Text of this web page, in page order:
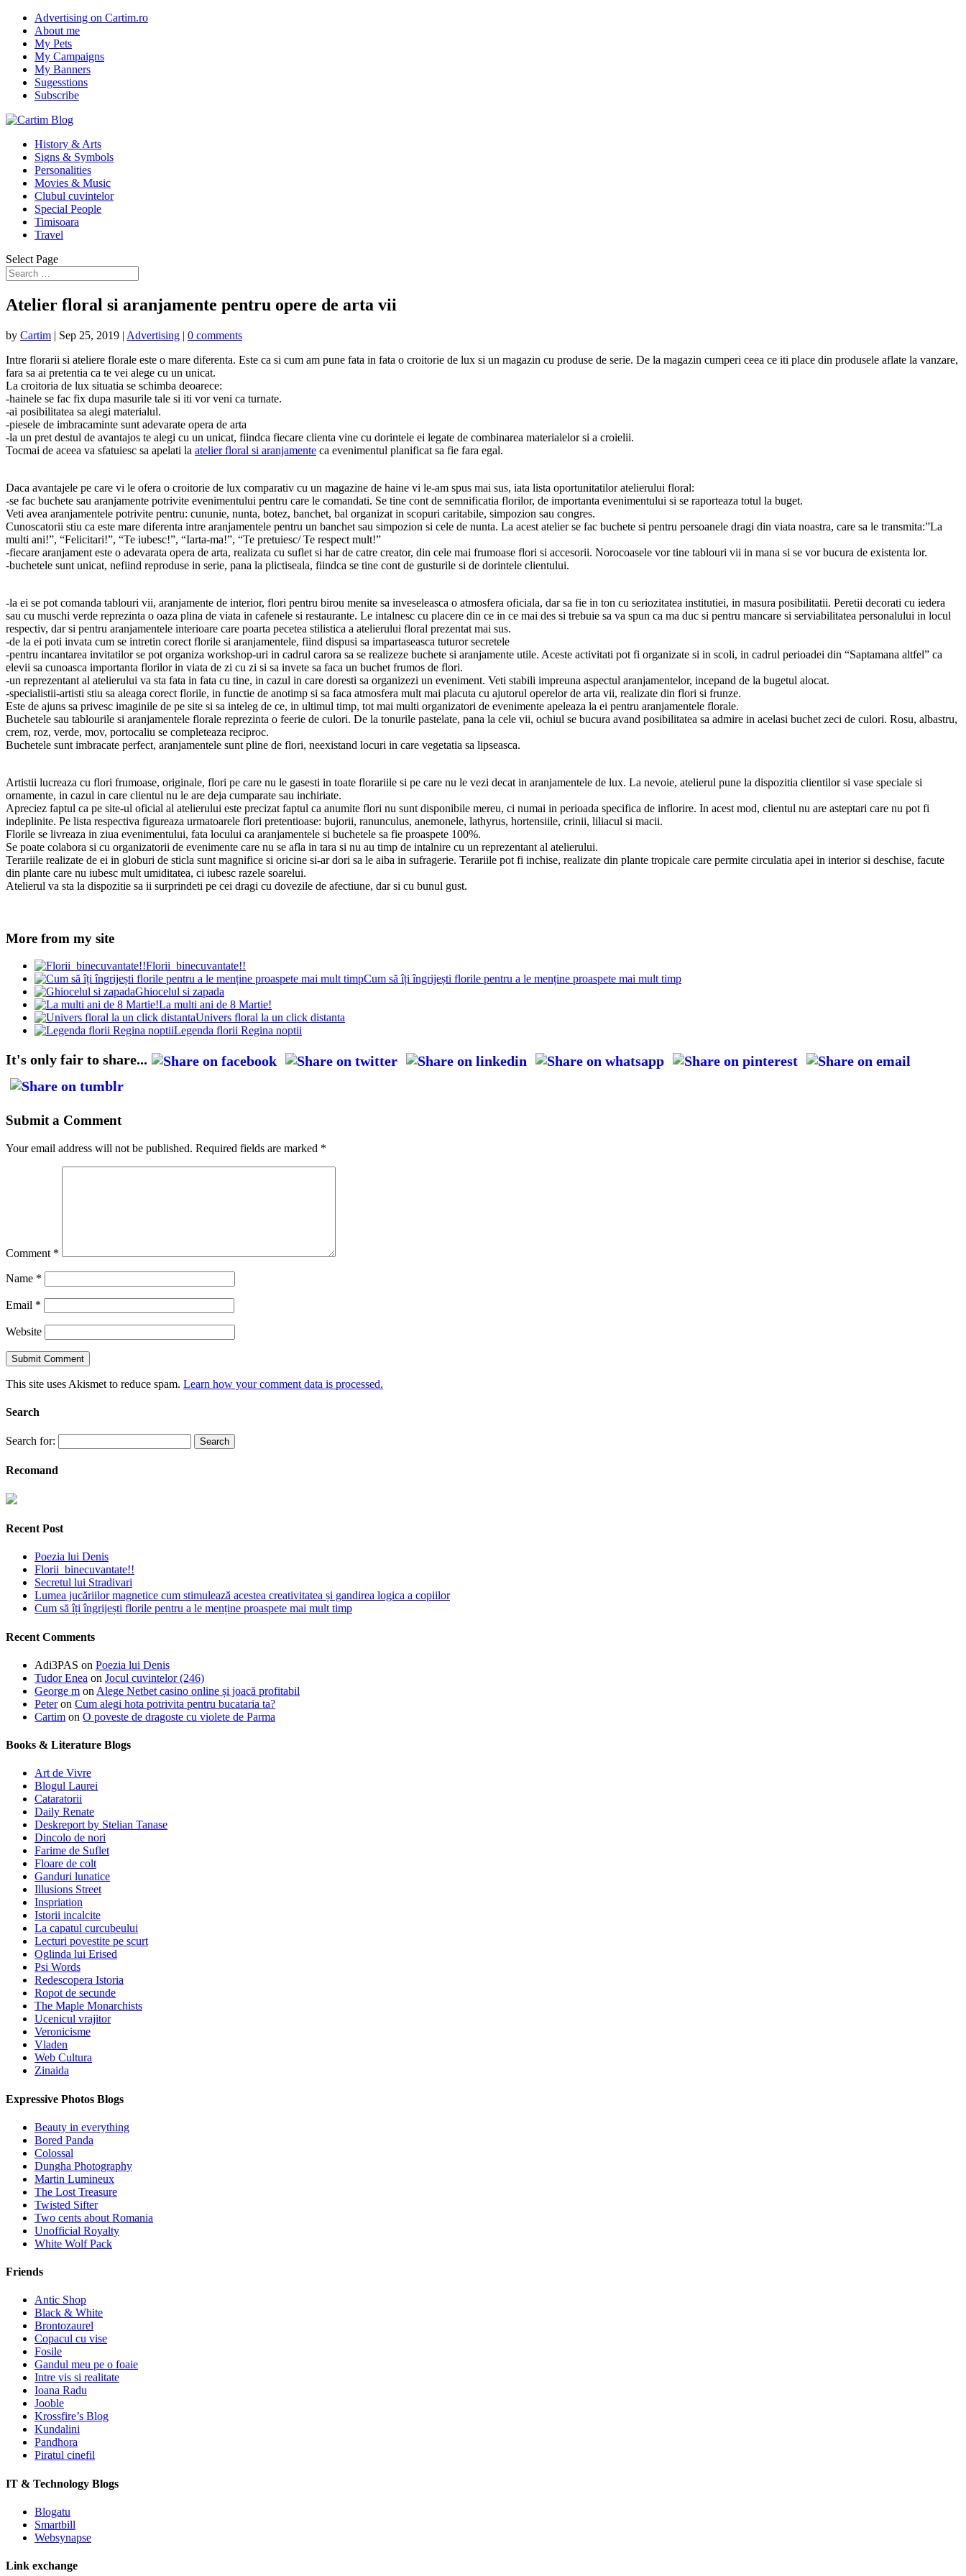
Advertising on Cartim.ro
About me
My Pets
My Campaigns
My Banners
Sugesstions
Subscribe
History & Arts
Signs & Symbols
Personalities
Movies & Music
Clubul cuvintelor
Special People
Timisoara
Travel
Select Page
Atelier floral si aranjamente pentru opere de arta vii
by Cartim | Sep 25, 2019 | Advertising | 0 comments
Intre florarii si ateliere florale este o mare diferenta. Este ca si cum am pune fata in fata o croitorie de lux si un magazin cu produse de serie. De la magazin cumperi ceea ce iti place din produsele aflate la vanzare,
fara sa ai pretentia ca te vei alege cu un unicat.
La croitoria de lux situatia se schimba deoarece:
-hainele se fac fix dupa masurile tale si iti vor veni ca turnate.
-ai posibilitatea sa alegi materialul.
-piesele de imbracaminte sunt adevarate opera de arta
-la un pret destul de avantajos te alegi cu un unicat, fiindca fiecare clienta vine cu dorintele ei legate de combinarea materialelor si a croielii.
Tocmai de aceea va sfatuiesc sa apelati la atelier floral si aranjamente ca evenimentul planificat sa fie fara egal.
Daca avantajele pe care vi le ofera o croitorie de lux comparativ cu un magazine de haine vi le-am spus mai sus, iata lista oportunitatilor atelierului floral:
-se fac buchete sau aranjamente potrivite evenimentului pentru care le comandati. Se tine cont de semnificatia florilor, de importanta evenimentului si se raporteaza totul la buget.
Veti avea aranjamentele potrivite pentru: cununie, nunta, botez, banchet, bal organizat in scopuri caritabile, simpozion sau congres.
Cunoscatorii stiu ca este mare diferenta intre aranjamentele pentru un banchet sau simpozion si cele de nunta. La acest atelier se fac buchete si pentru persoanele dragi din viata noastra, care sa le transmita:”La
multi ani!”, “Felicitari!”, “Te iubesc!”, “Iarta-ma!”, “Te pretuiesc/ Te respect mult!”
-fiecare aranjament este o adevarata opera de arta, realizata cu suflet si har de catre creator, din cele mai frumoase flori si accesorii. Norocoasele vor tine tablouri vii in mana si se vor bucura de existenta lor.
-buchetele sunt unicat, nefiind reproduse in serie, pana la plictiseala, fiindca se tine cont de gusturile si de dorintele clientului.
-la ei se pot comanda tablouri vii, aranjamente de interior, flori pentru birou menite sa inveseleasca o atmosfera oficiala, dar sa fie in ton cu seriozitatea institutiei, in masura posibilitatii. Peretii decorati cu iedera
sau cu muschi verde reprezinta o oaza plina de viata in cafenele si restaurante. Le intalnesc cu placere din ce in ce mai des si trebuie sa va spun ca ma duc si pentru mancare si serviabilitatea personalului in locul
respectiv, dar si pentru aranjamentele interioare care poarta pecetea stilistica a atelierului floral prezentat mai sus.
-de la ei poti invata cum se intretin corect florile si aranjamentele, fiind dispusi sa impartaseasca tuturor secretele
-pentru incantarea invitatilor se pot organiza workshop-uri in cadrul carora sa se realizeze buchete si aranjamente utile. Aceste activitati pot fi organizate si in scoli, in cadrul perioadei din “Saptamana altfel” ca
elevii sa cunoasca importanta florilor in viata de zi cu zi si sa invete sa faca un buchet frumos de flori.
-un reprezentant al atelierului va sta fata in fata cu tine, in cazul in care doresti sa organizezi un eveniment. Veti stabili impreuna aspectul aranjamentelor, incepand de la bugetul alocat.
-specialistii-artisti stiu sa aleaga corect florile, in functie de anotimp si sa faca atmosfera mult mai placuta cu ajutorul operelor de arta vii, realizate din flori si frunze.
Este de ajuns sa privesc imaginile de pe site si sa inteleg de ce, in ultimul timp, tot mai multi organizatori de evenimente apeleaza la ei pentru aranjamentele florale.
Buchetele sau tablourile si aranjamentele florale reprezinta o feerie de culori. De la tonurile pastelate, pana la cele vii, ochiul se bucura avand posibilitatea sa admire in acelasi buchet zeci de culori. Rosu, albastru,
crem, roz, verde, mov, portocaliu se completeaza reciproc.
Buchetele sunt imbracate perfect, aranjamentele sunt pline de flori, neexistand locuri in care vegetatia sa lipseasca.
Artistii lucreaza cu flori frumoase, originale, flori pe care nu le gasesti in toate florariile si pe care nu le vezi decat in aranjamentele de lux. La nevoie, atelierul pune la dispozitia clientilor si vase speciale si
ornamente, in cazul in care clientul nu le are deja cumparate sau inchiriate.
Apreciez faptul ca pe site-ul oficial al atelierului este precizat faptul ca anumite flori nu sunt disponibile mereu, ci numai in perioada specifica de inflorire. In acest mod, clientul nu are asteptari care nu pot fi
indeplinite. Pe lista respectiva figureaza urmatoarele flori pretentioase: bujorii, ranunculus, anemonele, lathyrus, hortensiile, crinii, liliacul si macii.
Florile se livreaza in ziua evenimentului, fata locului ca aranjamentele si buchetele sa fie proaspete 100%.
Se poate colabora si cu organizatorii de evenimente care nu se afla in tara si nu au timp de intalnire cu un reprezentant al atelierului.
Terariile realizate de ei in globuri de sticla sunt magnifice si oricine si-ar dori sa le aiba in sufragerie. Terariile pot fi inchise, realizate din plante tropicale care permite circulatia apei in interior si deschise, facute
din plante care nu iubesc mult umiditatea, ci iubesc razele soarelui.
Atelierul va sta la dispozitie sa ii surprindeti pe cei dragi cu dovezile de afectiune, dar si cu bunul gust.
More from my site
Florii binecuvantate!!
Cum să îți îngrijești florile pentru a le menține proaspete mai mult timp
Ghiocelul si zapada
La multi ani de 8 Martie!
Univers floral la un click distanta
Legenda florii Regina noptii
It's only fair to share...
Submit a Comment
Your email address will not be published. Required fields are marked *
Comment *
Name *
Email *
Website
This site uses Akismet to reduce spam. Learn how your comment data is processed.
Search
Search for:
Recomand
Recent Post
Poezia lui Denis
Florii binecuvantate!!
Secretul lui Stradivari
Lumea jucăriilor magnetice cum stimulează acestea creativitatea și gandirea logica a copiilor
Cum să îți îngrijești florile pentru a le menține proaspete mai mult timp
Recent Comments
Adi3PAS on Poezia lui Denis
Tudor Enea on Jocul cuvintelor (246)
George m on Alege Netbet casino online și joacă profitabil
Peteron Cum alegi hota potrivita pentru bucataria ta?
Cartim on O poveste de dragoste cu violete de Parma
Books & Literature Blogs
Art de Vivre
Blogul Laurei
Cataratorii
Daily Renate
Deskreport by Stelian Tanase
Dincolo de nori
Farime de Suflet
Floare de colt
Ganduri lunatice
Illusions Street
Inspriation
Istorii incalcite
La capatul curcubeului
Lecturi povestite pe scurt
Oglinda lui Erised
Psi Words
Redescopera Istoria
Ropot de secunde
The Maple Monarchists
Ucenicul vrajitor
Veronicisme
Vladen
Web Cultura
Zinaida
Expressive Photos Blogs
Beauty in everything
Bored Panda
Colossal
Dungha Photography
Martin Lumineux
The Lost Treasure
Twisted Sifter
Two cents about Romania
Unofficial Royalty
White Wolf Pack
Friends
Antic Shop
Black & White
Brontozaurel
Copacul cu vise
Fosile
Gandul meu pe o foaie
Intre vis si realitate
Ioana Radu
Jooble
Krossfire’s Blog
Kundalini
Pandhora
Piratul cinefil
IT & Technology Blogs
Blogatu
Smartbill
Websynapse
Link exchange